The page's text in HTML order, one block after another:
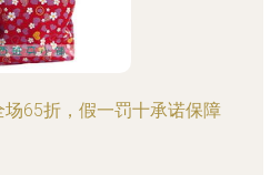
65折，假一罚十承诺保障